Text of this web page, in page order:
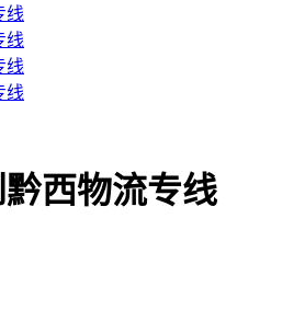
线
线
线
线
西物流专线